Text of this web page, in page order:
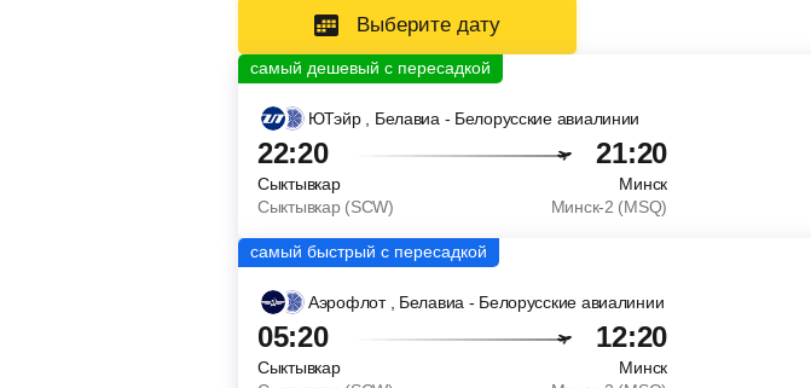
Выберите дату
ЮТэйр , Белавиа - Белорусские авиалинии
22:20 21:20
Сыктывкар
Минск
Сыктывкар (SCW)
Минск-2 (MSQ)
Аэрофлот , Белавиа - Белорусские авиалинии
05:20 12:20
Сыктывкар
Минск